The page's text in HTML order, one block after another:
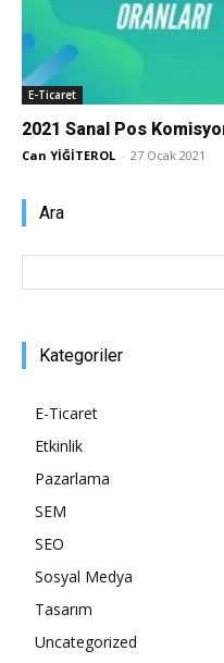
E-Ticaret
2021 Sanal Pos
Can YİĞİTEROL - 27 Ocak 2021
Ara
Kategoriler
E-Ticaret
Etkinlik
Pazarlama
SEM
SEO
Sosyal Medya
Tasarım
Uncategorized